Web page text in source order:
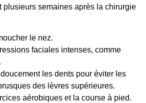
plusieurs semaines après la chirurgie
le nez.
faciales intenses, comme
les dents pour éviter les
des lèvres supérieures.
aérobiques et la course à pied.